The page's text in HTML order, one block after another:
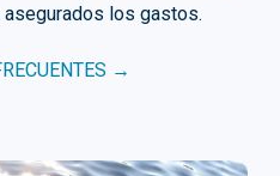
los gastos.
→